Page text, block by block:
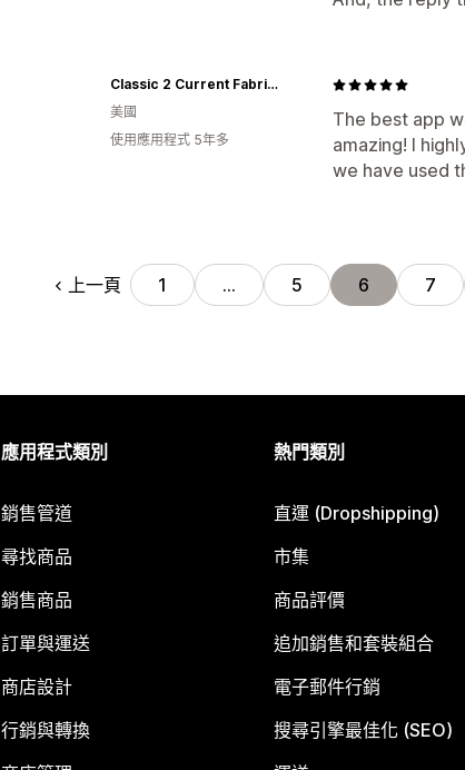
The best app
amazing! I
we have used
Classic 2 Current Fabrication
美國
使用應用程式 5年多
上一頁 1 … 5 6 7
應用程式類別
銷售管道
尋找商品
銷售商品
訂單與運送
商店設計
行銷與轉換
熱門類別
直運 (Dropshipping)
市集
商品評價
追加銷售和套裝組合
電子郵件行銷
搜尋引擎最佳化 (SEO)